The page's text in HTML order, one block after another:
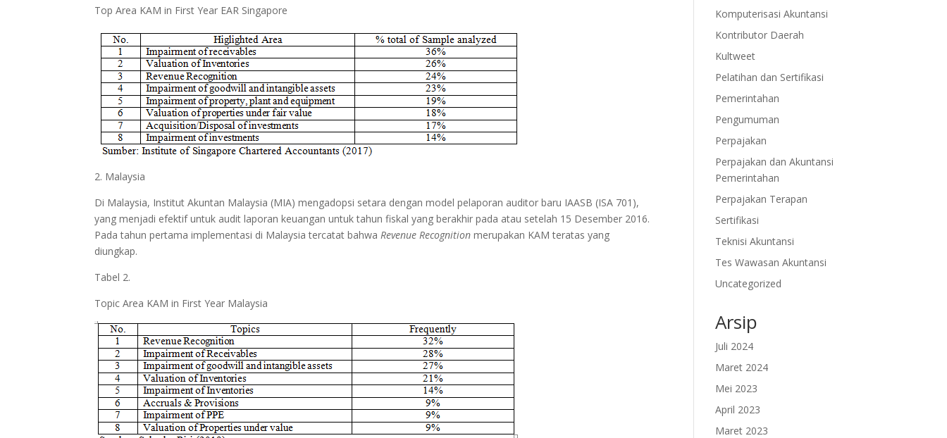
Top Area KAM in First Year EAR Singapore
2. Malaysia
Di Malaysia, Institut Akuntan Malaysia (MIA) mengadopsi setara dengan model pelaporan auditor baru IAASB (ISA 701),
yang menjadi efektif untuk audit laporan keuangan untuk tahun fiskal yang berakhir pada atau setelah 15 Desember 2016.
Pada tahun pertama implementasi di Malaysia tercatat bahwaRevenue Recognition merupakan KAM teratas yang
diungkap.
Tabel 2.
Topic Area KAM in First Year Malaysia
Komputerisasi Akuntansi
Kontributor Daerah
Kultweet
Pelatihan dan Sertifikasi
Pemerintahan
Pengumuman
Perpajakan
Perpajakan dan Akuntansi
Pemerintahan
Perpajakan Terapan
Sertifikasi
Teknisi Akuntansi
Tes Wawasan Akuntansi
Uncategorized
Arsip
Juli 2024
Maret 2024
Mei 2023
April 2023
Maret 2023